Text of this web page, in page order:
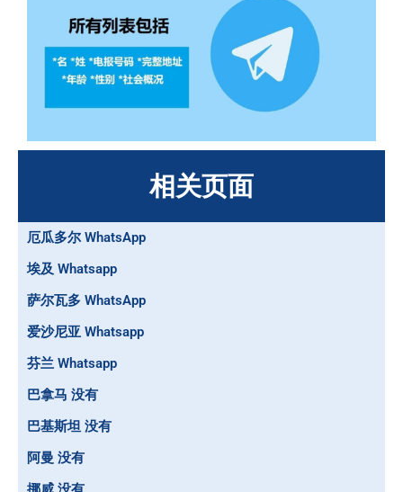
相关页面
厄瓜多尔 WhatsApp
埃及 Whatsapp
萨尔瓦多 WhatsApp
爱沙尼亚 Whatsapp
芬兰 Whatsapp
巴拿马 没有
巴基斯坦 没有
阿曼 没有